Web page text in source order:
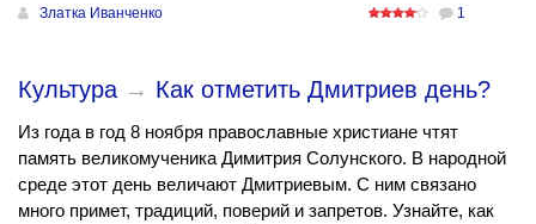
Златка Иванченко 1
Культура → Как отметить Дмитриев день?
Из года в год 8 ноября православные христиане чтят
память великомученика Димитрия Солунского. В народной
среде этот день величают Дмитриевым. С ним связано
много примет, традиций, поверий и запретов. Узнайте, как